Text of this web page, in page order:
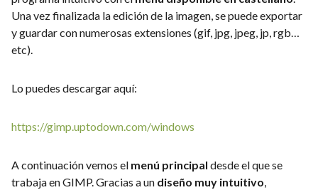
Una vez finalizada la edición de la imagen, se puede exportar
y guardar con numerosas extensiones (gif, jpg, jpeg, jp, rgb…
etc).
Lo puedes descargar aquí:
https://gimp.uptodown.com/windows
A continuación vemos el menú principal desde el que se
trabaja en GIMP. Gracias a un diseño muy intuitivo,